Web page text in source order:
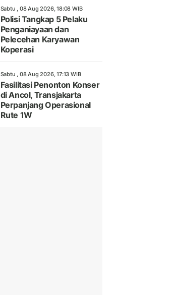
Sabtu , 08 Aug 2026, 18:08 WIB
Polisi Tangkap 5 Pelaku
Penganiayaan dan
Pelecehan Karyawan
Koperasi
Sabtu , 08 Aug 2026, 17:13 WIB
Fasilitasi Penonton Konser
di Ancol, Transjakarta
Perpanjang Operasional
Rute 1W